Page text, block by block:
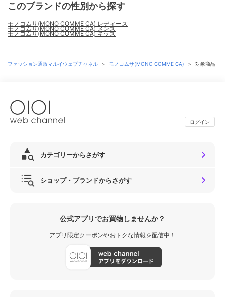
このブランドの性別から探す
モノコムサ(MONO COMME CA) レディース
モノコムサ(MONO COMME CA) メンズ
モノコムサ(MONO COMME CA) キッズ
ファッション通販マルイウェブチャネル ＞ モノコムサ(MONO COMME CA) ＞ 対象商品
ログイン
カテゴリーからさがす
ショップ・ブランドからさがす
公式アプリでお買物しませんか？
アプリ限定クーポンやおトクな情報を配信中！